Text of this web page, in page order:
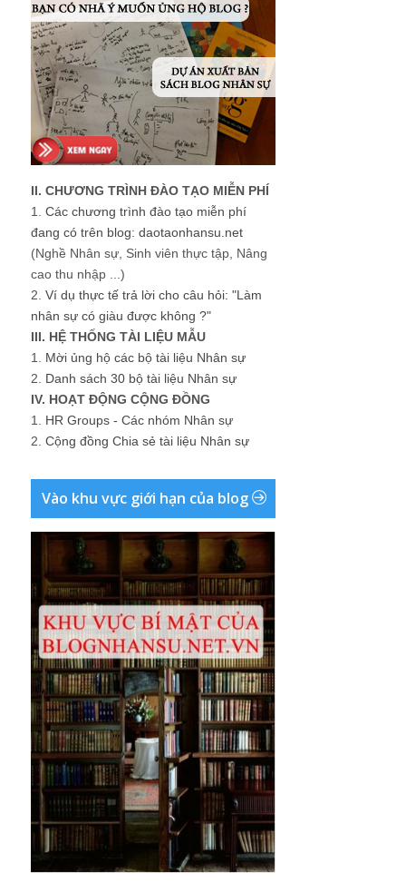
II. CHƯƠNG TRÌNH ĐÀO TẠO MIỄN PHÍ
1. Các chương trình đào tạo miễn phí
đang có trên blog: daotaonhansu.net
(Nghề Nhân sự, Sinh viên thực tập, Nâng
cao thu nhập ...)
2. Ví dụ thực tế trả lời cho câu hỏi: "Làm
nhân sự có giàu được không ?"
III. HỆ THỐNG TÀI LIỆU MẪU
1. Mời ủng hộ các bộ tài liệu Nhân sự
2. Danh sách 30 bộ tài liệu Nhân sự
IV. HOẠT ĐỘNG CỘNG ĐỒNG
1. HR Groups - Các nhóm Nhân sự
2. Cộng đồng Chia sẻ tài liệu Nhân sự
Vào khu vực giới hạn của blog